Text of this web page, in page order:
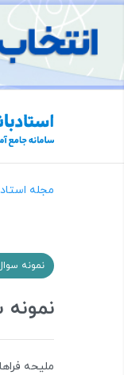
مجله
نمونه
ملیحه